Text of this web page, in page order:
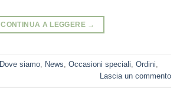
CONTINUA A LEGGERE →
Dove siamo, News, Occasioni speciali, Ordini,
Lascia un commento